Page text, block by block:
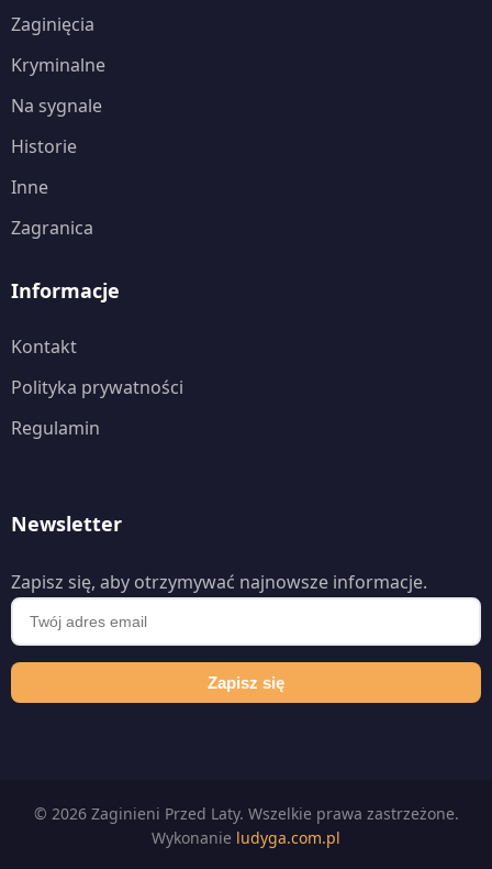
Zaginięcia
Kryminalne
Na sygnale
Historie
Inne
Zagranica
Informacje
Kontakt
Polityka prywatności
Regulamin
Newsletter
Zapisz się, aby otrzymywać najnowsze informacje.
Zapisz się
© 2026 Zaginieni Przed Laty. Wszelkie prawa zastrzeżone.
Wykonanie ludyga.com.pl